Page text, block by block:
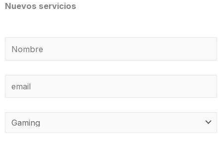
Nuevos servicios